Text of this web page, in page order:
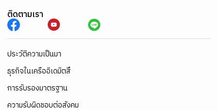
ติดตามเรา
ประวัติความเป็นมา
ธุรกิจในเครืออิเดมิตสึ
การรับรองมาตรฐาน
ความรับผิดชอบต่อสังคม